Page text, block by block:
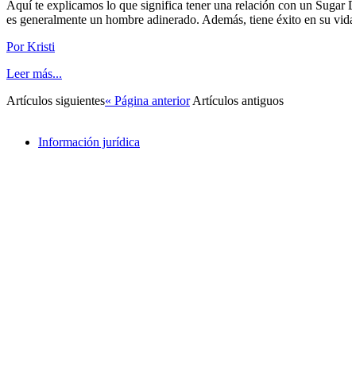
Aquí te explicamos lo que significa tener una relación con un
es generalmente un hombre adinerado. Además, tiene éxito en su
Por Kristi
Leer más...
Artículos siguientes« Página anteriorArtículos antiguos
Información jurídica